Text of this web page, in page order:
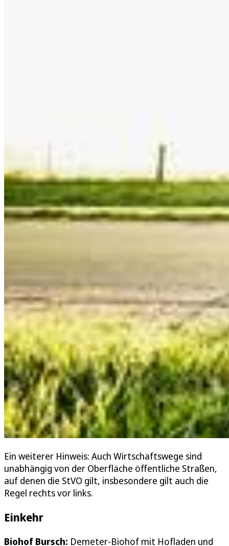
Ein weiterer Hinweis: Auch Wirtschaftswege sind
unabhängig von der Oberfläche öffentliche Straßen,
auf denen die StVO gilt, insbesondere gilt auch die
Regel rechts vor links.
Einkehr
Biohof Bursch: Demeter-Biohof mit Hofladen und